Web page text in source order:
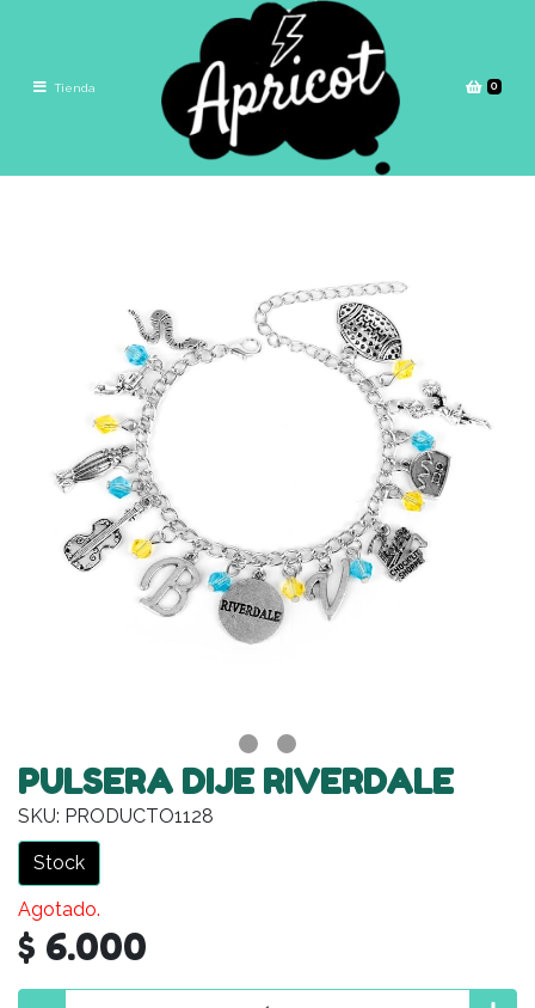
Tienda 0
PULSERA DIJE RIVERDALE
SKU: PRODUCTO1128
Stock
Agotado.
$ 6.000